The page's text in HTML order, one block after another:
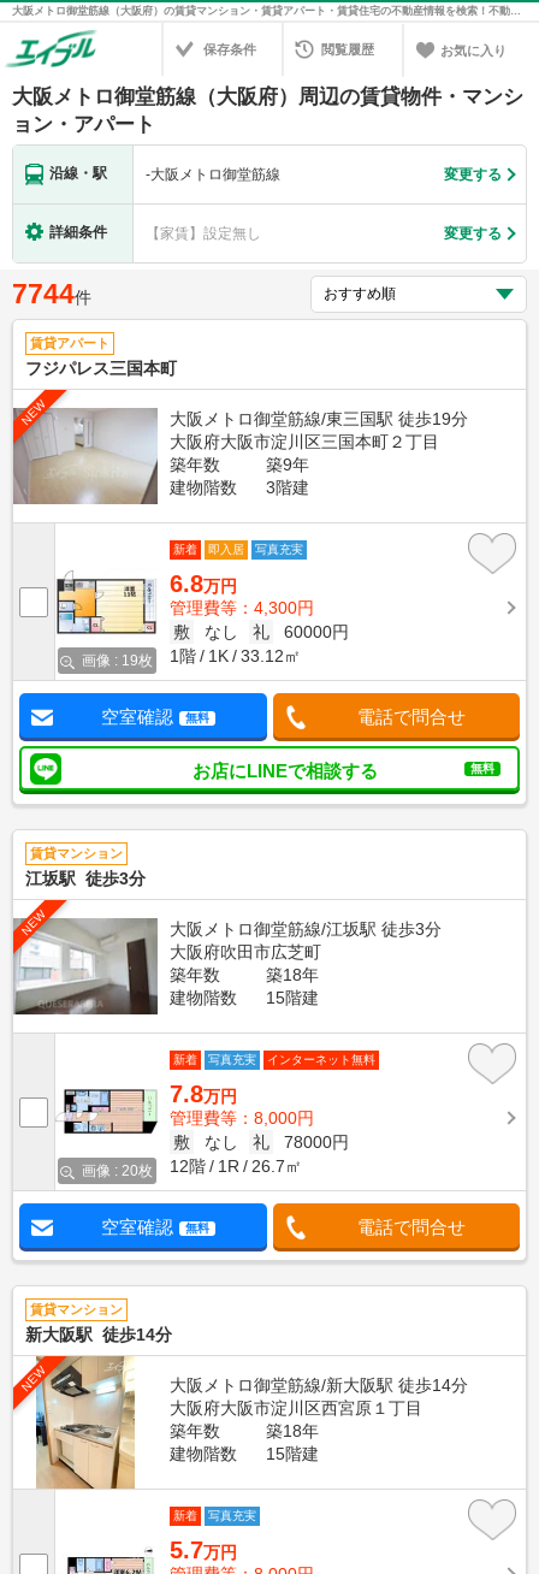
大阪メトロ御堂筋線（大阪府）の賃貸マンション・賃貸アパート・賃貸住宅の不動産情報を検索！不動産賃貸の物件探しは、お部屋探しのエイブル
保存条件 閲覧履歴 お気に入り
大阪メトロ御堂筋線（大阪府）周辺の賃貸物件・マンシ
ョン・アパート
沿線・駅 -大阪メトロ御堂筋線 変更する
詳細条件 【家賃】設定無し 変更する
7744件
賃貸アパート
フジパレス三国本町
NEW
大阪メトロ御堂筋線/東三国駅 徒歩19分
大阪府大阪市淀川区三国本町２丁目
築年数
築9年
建物階数
3階建
画像 : 19枚
新着 即入居 写真充実
6.8万円
管理費等：4,300円
敷
なし 礼
60000円
1階
1K 33.12㎡
空室確認 無料 電話で問合せ
お店にLINEで相談する 無料
賃貸マンション
江坂駅 徒歩3分
NEW
大阪メトロ御堂筋線/江坂駅 徒歩3分
大阪府吹田市広芝町
築年数
築18年
建物階数
15階建
画像 : 20枚
新着 写真充実 インターネット無料
7.8万円
管理費等：8,000円
敷
なし 礼
78000円
12階
1R 26.7㎡
空室確認 無料 電話で問合せ
賃貸マンション
新大阪駅 徒歩14分
NEW
大阪メトロ御堂筋線/新大阪駅 徒歩14分
大阪府大阪市淀川区西宮原１丁目
築年数
築18年
建物階数
15階建
新着 写真充実
5.7万円